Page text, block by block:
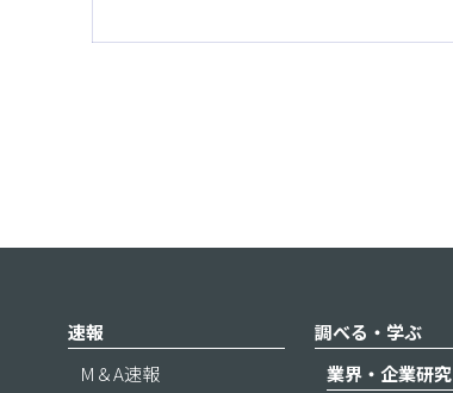
速報
M＆A速報
調べる・学ぶ
業界・企業研究